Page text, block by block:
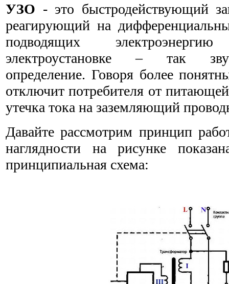
УЗО - это быстродействующий
реагирующий на
подводящих
электроустановке – так
определение. Говоря более
отключит потребителя от
утечка тока на заземляющий
Давайте рассмотрим принцип
наглядности на рисунке
принципиальная схема: